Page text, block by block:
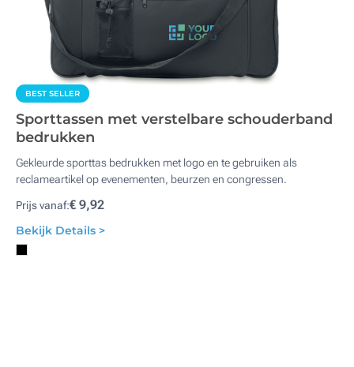
BEST SELLER
Sporttassen met verstelbare schouderband
bedrukken
Gekleurde sporttas bedrukken met logo en te gebruiken als
reclameartikel op evenementen, beurzen en congressen.
Prijs vanaf:€ 9,92
Bekijk Details >